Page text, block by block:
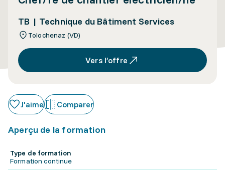
TB | Technique du Bâtiment Services
Tolochenaz (VD)
Vers l’offre
J'aime Comparer
Aperçu de la formation
Type de formation
Formation continue